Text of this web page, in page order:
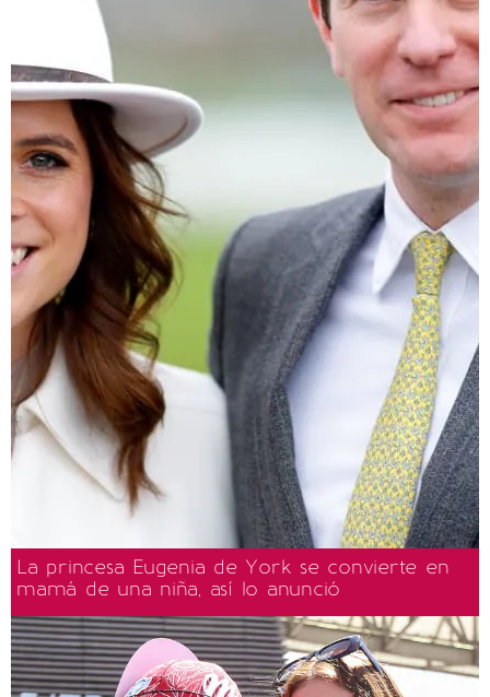
La princesa Eugenia de York se convierte en
mamá de una niña, así lo anunció